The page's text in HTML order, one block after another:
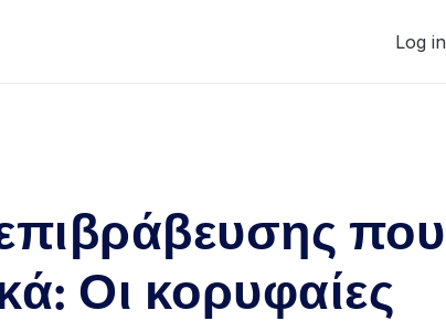
Log in
που
Οι κορυφαίες